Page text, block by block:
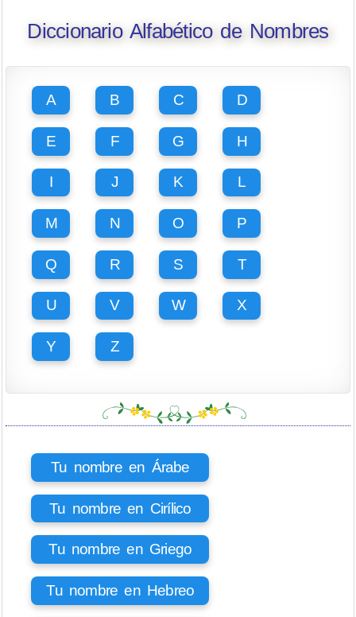
Diccionario Alfabético de Nombres
A B C D
E F G H
I J K L
M N O P
Q R S T
U V W X
Y Z
Tu nombre en Árabe
Tu nombre en Cirílico
Tu nombre en Griego
Tu nombre en Hebreo